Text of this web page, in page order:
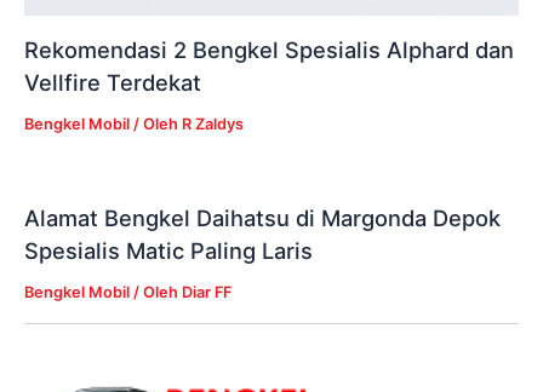
Rekomendasi 2 Bengkel Spesialis Alphard dan
Vellfire Terdekat
Bengkel Mobil / Oleh R Zaldys
Alamat Bengkel Daihatsu di Margonda Depok
Spesialis Matic Paling Laris
Bengkel Mobil / Oleh Diar FF